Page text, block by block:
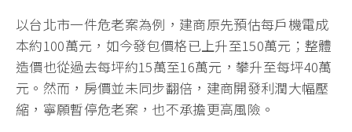
以台北市一件危老案為例，建商原先預估每戶機電成
本約100萬元，如今發包價格已上升至150萬元；整體
造價也從過去每坪約15萬至16萬元，攀升至每坪40萬
元。然而，房價並未同步翻倍，建商開發利潤大幅壓
縮，寧願暫停危老案，也不承擔更高風險。